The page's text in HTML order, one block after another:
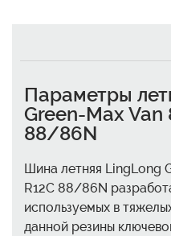
Параметры
Green-Max Van
88/86N
Шина летняя LingLong
R12C 88/86N
используемых в
данной резины